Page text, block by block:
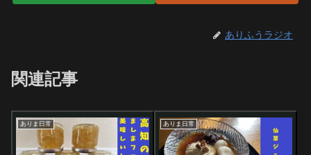
ありふうラジオ
関連記事
ありま日常 ありま日常